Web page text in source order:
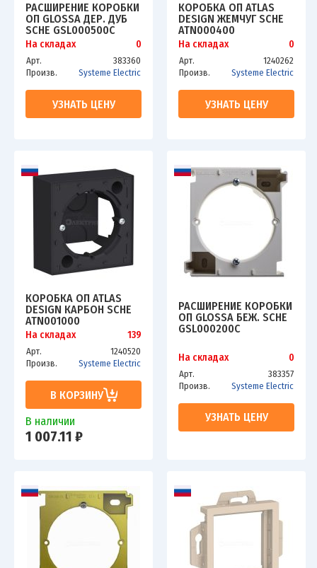
РАСШИРЕНИЕ КОРОБКИ
ОП GLOSSA ДЕР. ДУБ
SCHE GSL000500C
На складах 0
Арт.
383360
Произв.
Systeme Electric
УЗНАТЬ ЦЕНУ
КОРОБКА ОП ATLAS
DESIGN ЖЕМЧУГ SCHE
ATN000400
На складах 0
Арт.
1240262
Произв.
Systeme Electric
УЗНАТЬ ЦЕНУ
КОРОБКА ОП ATLAS
DESIGN КАРБОН SCHE
ATN001000
На складах 139
Арт.
1240520
Произв.
Systeme Electric
В КОРЗИНУ
В наличии
1 007.11 ₽
РАСШИРЕНИЕ КОРОБКИ
ОП GLOSSA БЕЖ. SCHE
GSL000200C
На складах 0
Арт.
383357
Произв.
Systeme Electric
УЗНАТЬ ЦЕНУ